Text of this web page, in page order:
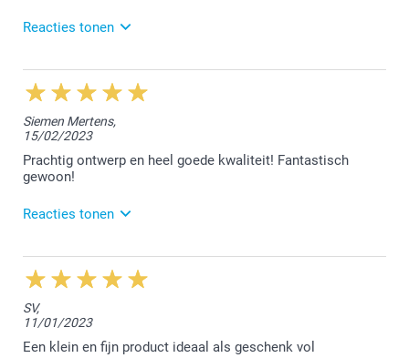
Nathalie @smartphoto
Reacties tonen
16/03/2023
14:13
Beste Ann,
Bedankt voor jouw positieve feedback. Klanten zoals
jij zijn onze motivatie.
Siemen Mertens,
15/02/2023
Prachtig ontwerp en heel goede kwaliteit! Fantastisch
gewoon!
Reacties tonen
16/02/2023
15:15
Dag Siemen,
Wat een leuke reactie dat je ons geeft op Trustpilot.
Blij te horen dat je het ontwerp van het citatenboekje
SV,
11/01/2023
Een klein en fijn product ideaal als geschenk vol